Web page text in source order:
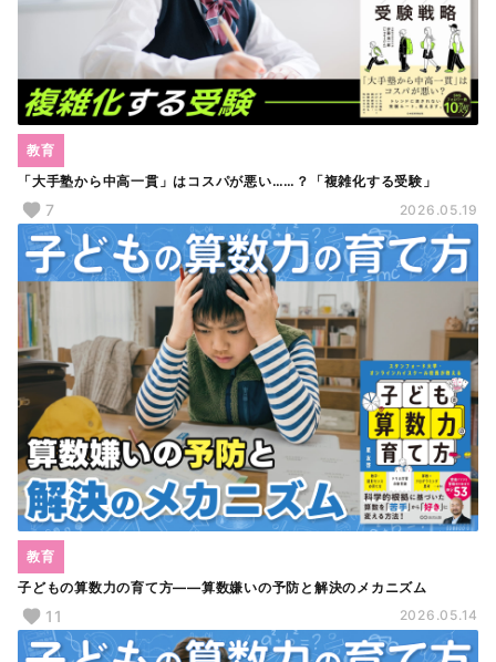
「大手塾から中高一貫」はコスパが悪い……？「複雑化する受験」
教育
7 2026.05.19
子どもの算数力の育て方――算数嫌いの予防と解決のメカニズム
教育
11 2026.05.14